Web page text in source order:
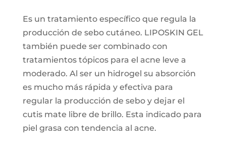
Es un tratamiento específico que regula la
producción de sebo cutáneo. LIPOSKIN GEL
también puede ser combinado con
tratamientos tópicos para el acne leve a
moderado. Al ser un hidrogel su absorción
es mucho más rápida y efectiva para
regular la producción de sebo y dejar el
cutis mate libre de brillo. Esta indicado para
piel grasa con tendencia al acne.